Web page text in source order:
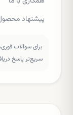
پیشنهاد
برای سوالات
سریع‌تر پاسخ